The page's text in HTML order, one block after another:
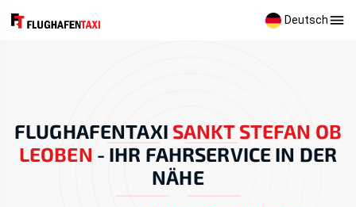
Deutsch
FLUGHAFENTAXI SANKT STEFAN OB
LEOBEN - IHR FAHRSERVICE IN DER
NÄHE